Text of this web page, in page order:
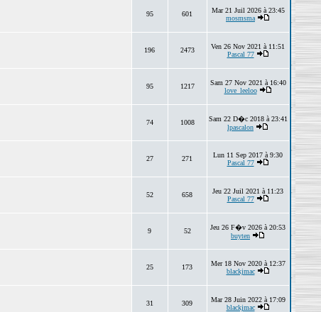
95 601
Mar 21 Juil 2026 à 23:45
mosmsma
196 2473
Ven 26 Nov 2021 à 11:51
Pascal 77
95 1217
Sam 27 Nov 2021 à 16:40
love_leeloo
74 1008
Sam 22 D�c 2018 à 23:41
lpascalon
27 271
Lun 11 Sep 2017 à 9:30
Pascal 77
52 658
Jeu 22 Juil 2021 à 11:23
Pascal 77
9 52
Jeu 26 F�v 2026 à 20:53
buyten
25 173
Mer 18 Nov 2020 à 12:37
blackjmac
31 309
Mar 28 Juin 2022 à 17:09
blackjmac